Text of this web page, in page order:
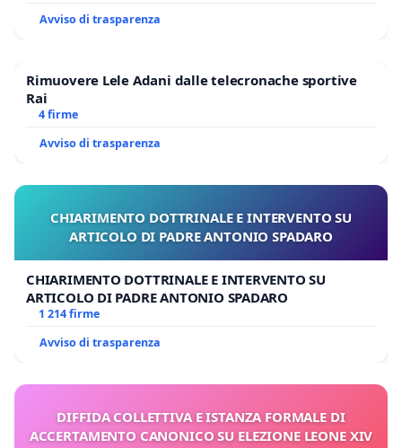
Avviso di trasparenza
Rimuovere Lele Adani dalle telecronache sportive
Rai
4 firme
Avviso di trasparenza
CHIARIMENTO DOTTRINALE E INTERVENTO SU
ARTICOLO DI PADRE ANTONIO SPADARO
CHIARIMENTO DOTTRINALE E INTERVENTO SU
ARTICOLO DI PADRE ANTONIO SPADARO
1 214 firme
Avviso di trasparenza
DIFFIDA COLLETTIVA E ISTANZA FORMALE DI
ACCERTAMENTO CANONICO SU ELEZIONE LEONE XIV